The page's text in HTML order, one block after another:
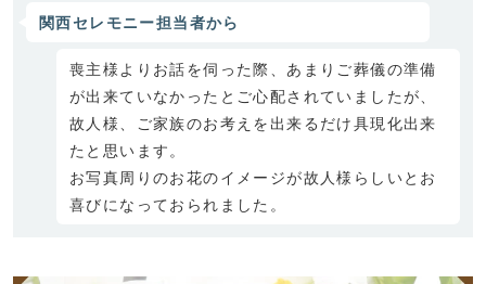
関西セレモニー担当者から
喪主様よりお話を伺った際、あまりご葬儀の準備
が出来ていなかったとご心配されていましたが、
故人様、ご家族のお考えを出来るだけ具現化出来
たと思います。
お写真周りのお花のイメージが故人様らしいとお
喜びになっておられました。